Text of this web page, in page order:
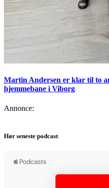
Martin Andersen er klar til to
hjemmebane i Viborg
Annonce:
Hør seneste podcast